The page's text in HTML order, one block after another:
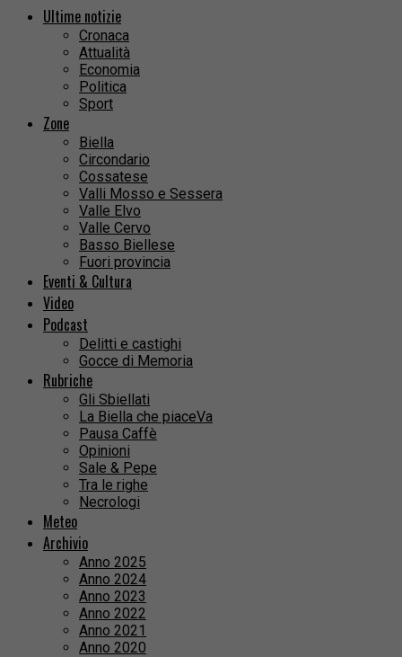
Ultime notizie
Cronaca
Attualità
Economia
Politica
Sport
Zone
Biella
Circondario
Cossatese
Valli Mosso e Sessera
Valle Elvo
Valle Cervo
Basso Biellese
Fuori provincia
Eventi & Cultura
Video
Podcast
Delitti e castighi
Gocce di Memoria
Rubriche
Gli Sbiellati
La Biella che piaceVa
Pausa Caffè
Opinioni
Sale & Pepe
Tra le righe
Necrologi
Meteo
Archivio
Anno 2025
Anno 2024
Anno 2023
Anno 2022
Anno 2021
Anno 2020